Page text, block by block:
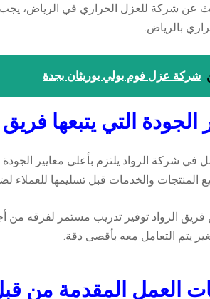
عن شركة للعزل الحراري في الرياض، يجب
بالرياض.
شركة عزل فوم بولي يوريثان بجدة
الجودة التي يتبعها
في شركة الرواد يلتزم بأعلى معايير
المنتجات والخدمات قبل تسليمها للعملاء
الرواد توفير تدريب مستمر لفرقه من
يتم التعامل معه بأقصى دقة.
العمل المقدمة من